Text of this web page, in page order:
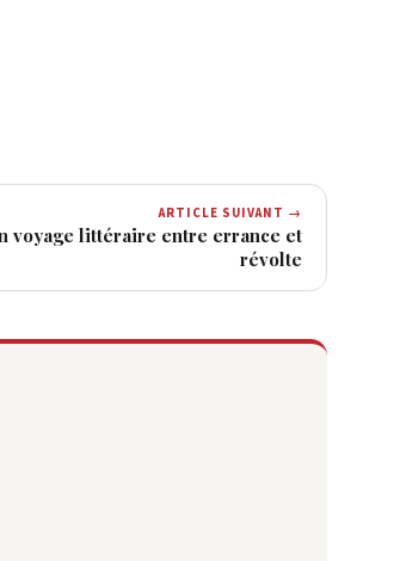
ARTICLE SUIVANT →
voyage littéraire entre errance et
révolte